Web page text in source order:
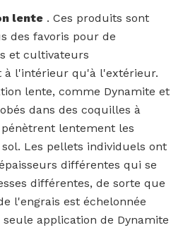
lente . Ces produits sont
des favoris pour de
et cultivateurs
à l'intérieur qu'à l'extérieur.
lente, comme Dynamite et
dans des coquilles à
lentement les
Les pellets individuels ont
différentes qui se
différentes, de sorte que
l'engrais est échelonnée
application de Dynamite